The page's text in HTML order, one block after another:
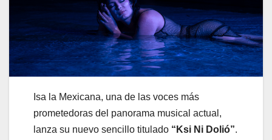
Isa la Mexicana, una de las voces más
prometedoras del panorama musical actual,
lanza su nuevo sencillo titulado “Ksi Ni Dolió”.